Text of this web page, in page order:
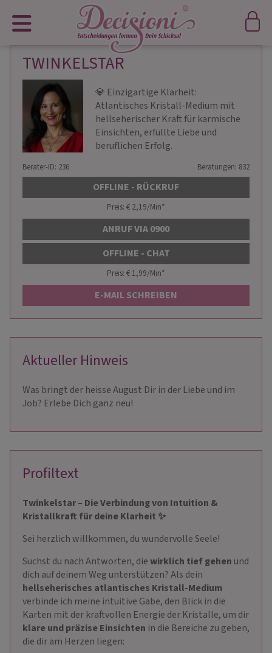
TWINKELSTAR
💎 Einzigartige Klarheit:
Atlantisches Kristall-Medium mit
hellseherischer Kraft für karmische
Einsichten, erfüllte Liebe und
beruflichen Erfolg.
Berater-ID: 236 Beratungen: 832
OFFLINE - RÜCKRUF
Preis: € 2,19/Min*
ANRUF VIA 0900
OFFLINE - CHAT
Preis: € 1,99/Min*
E-MAIL SCHREIBEN
Aktueller Hinweis
Was bringt der heisse August Dir in der Liebe und im
Job? Erlebe Dich ganz neu!
Profiltext
Twinkelstar – Die Verbindung von Intuition &
Kristallkraft für deine Klarheit ✨
Sei herzlich willkommen, du wundervolle Seele!
Suchst du nach Antworten, diewirklich tief gehen und
dich auf deinem Weg unterstützen? Als dein
hellseherisches atlantisches Kristall-Medium
verbinde ich meine intuitive Gabe, den Blick in die
Karten mit der kraftvollen Energie der Kristalle, um dir
klare und präzise Einsichten in die Bereiche zu geben,
die dir am Herzen liegen: